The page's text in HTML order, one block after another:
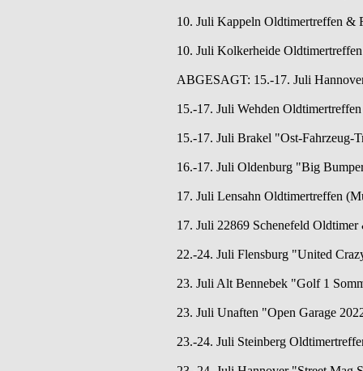
10. Juli Kappeln Oldtimertreffen &
10. Juli Kolkerheide Oldtimertreffen
ABGESAGT: 15.-17. Juli
15.-17. Juli Wehden Oldtimertreffen
15.-17. Juli Brakel "Ost-Fahrzeug-
16.-17. Juli Oldenburg "Big
17. Juli Lensahn Oldtimertreffen
17. Juli 22869 Schenefeld
22.-24. Juli Flensburg "United
23. Juli Alt Bennebek "Golf 1
23. Juli Unaften "Open Garage
23.-24. Juli Steinberg